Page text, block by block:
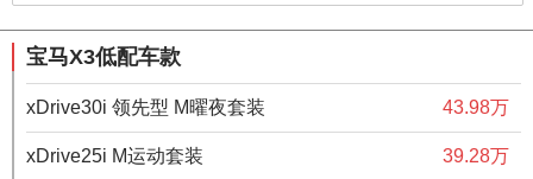
宝马X3低配车款
xDrive30i 领先型 M曜夜套装 43.98万
xDrive25i M运动套装 39.28万